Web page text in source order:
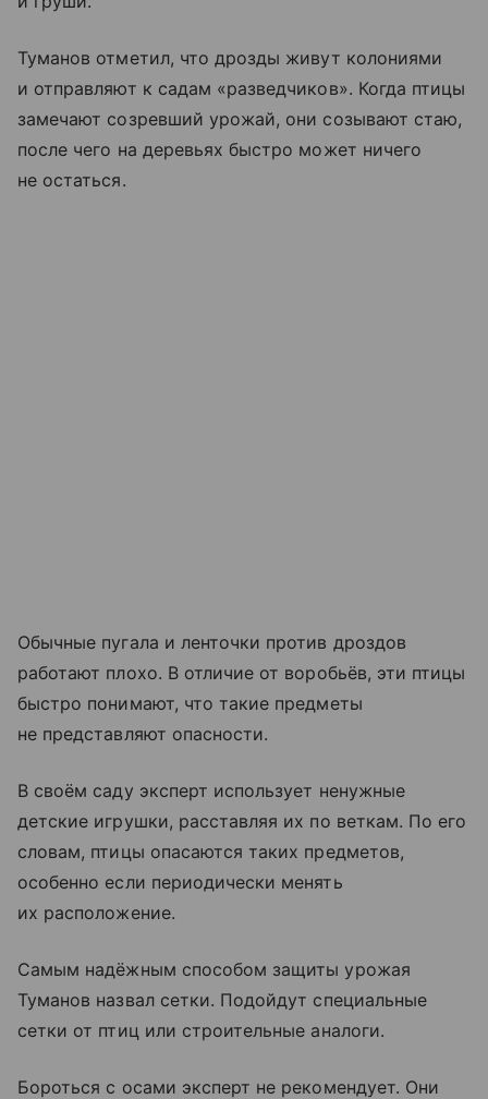
Туманов отметил, что дрозды живут колониями
и отправляют к садам «разведчиков». Когда птицы
замечают созревший урожай, они созывают стаю,
после чего на деревьях быстро может ничего
не остаться.
Обычные пугала и ленточки против дроздов
работают плохо. В отличие от воробьёв, эти птицы
быстро понимают, что такие предметы
не представляют опасности.
В своём саду эксперт использует ненужные
детские игрушки, расставляя их по веткам. По его
словам, птицы опасаются таких предметов,
особенно если периодически менять
их расположение.
Самым надёжным способом защиты урожая
Туманов назвал сетки. Подойдут специальные
сетки от птиц или строительные аналоги.
Бороться с осами эксперт не рекомендует. Они